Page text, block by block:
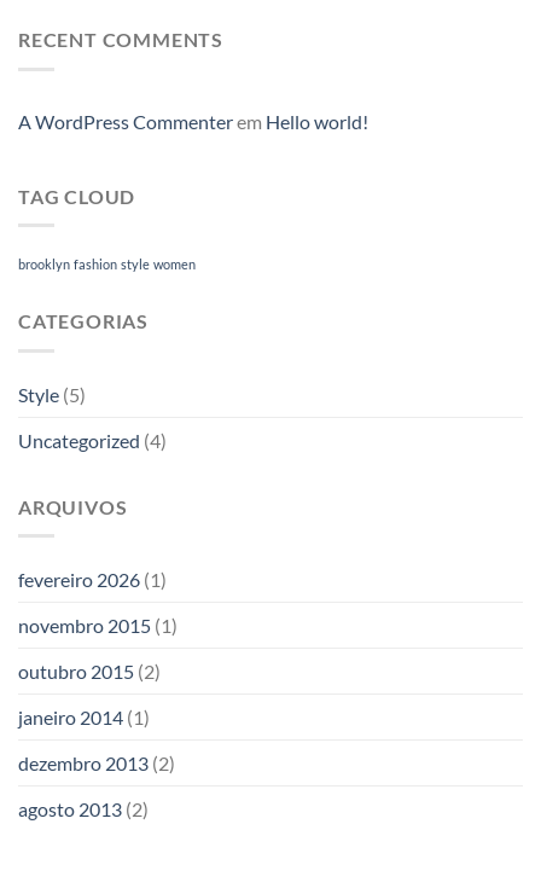
RECENT COMMENTS
A WordPress Commenterem Hello world!
TAG CLOUD
brooklyn fashion style women
CATEGORIAS
Style (5)
Uncategorized (4)
ARQUIVOS
fevereiro 2026 (1)
novembro 2015 (1)
outubro 2015 (2)
janeiro 2014 (1)
dezembro 2013 (2)
agosto 2013 (2)